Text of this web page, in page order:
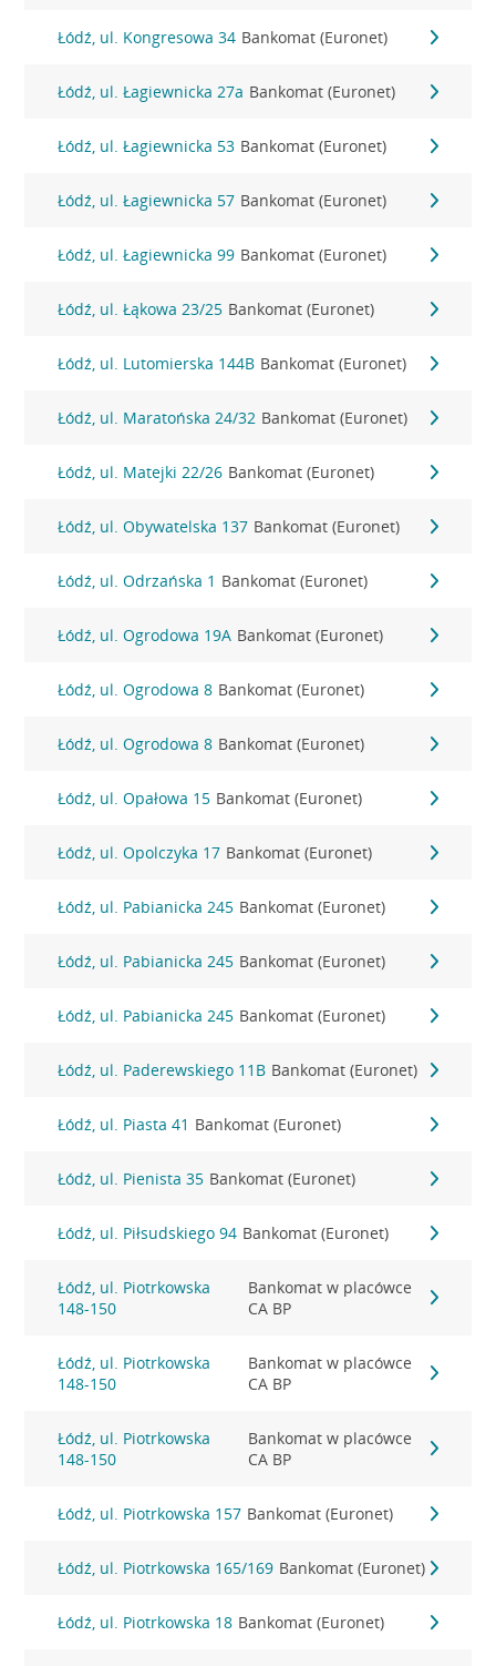
Łódź, ul. Kongresowa 34 Bankomat (Euronet)
Łódź, ul. Łagiewnicka 27a Bankomat (Euronet)
Łódź, ul. Łagiewnicka 53 Bankomat (Euronet)
Łódź, ul. Łagiewnicka 57 Bankomat (Euronet)
Łódź, ul. Łagiewnicka 99 Bankomat (Euronet)
Łódź, ul. Łąkowa 23/25 Bankomat (Euronet)
Łódź, ul. Lutomierska 144B Bankomat (Euronet)
Łódź, ul. Maratońska 24/32 Bankomat (Euronet)
Łódź, ul. Matejki 22/26 Bankomat (Euronet)
Łódź, ul. Obywatelska 137 Bankomat (Euronet)
Łódź, ul. Odrzańska 1 Bankomat (Euronet)
Łódź, ul. Ogrodowa 19A Bankomat (Euronet)
Łódź, ul. Ogrodowa 8 Bankomat (Euronet)
Łódź, ul. Ogrodowa 8 Bankomat (Euronet)
Łódź, ul. Opałowa 15 Bankomat (Euronet)
Łódź, ul. Opolczyka 17 Bankomat (Euronet)
Łódź, ul. Pabianicka 245 Bankomat (Euronet)
Łódź, ul. Pabianicka 245 Bankomat (Euronet)
Łódź, ul. Pabianicka 245 Bankomat (Euronet)
Łódź, ul. Paderewskiego 11B Bankomat (Euronet)
Łódź, ul. Piasta 41 Bankomat (Euronet)
Łódź, ul. Pienista 35 Bankomat (Euronet)
Łódź, ul. Piłsudskiego 94 Bankomat (Euronet)
Łódź, ul. Piotrkowska
148-150
Bankomat w placówce
CA BP
Łódź, ul. Piotrkowska
148-150
Bankomat w placówce
CA BP
Łódź, ul. Piotrkowska
148-150
Bankomat w placówce
CA BP
Łódź, ul. Piotrkowska 157 Bankomat (Euronet)
Łódź, ul. Piotrkowska 165/169 Bankomat (Euronet)
Łódź, ul. Piotrkowska 18 Bankomat (Euronet)